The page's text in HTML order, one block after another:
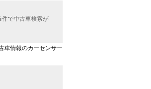
で中古車検索が
車情報のカーセンサー